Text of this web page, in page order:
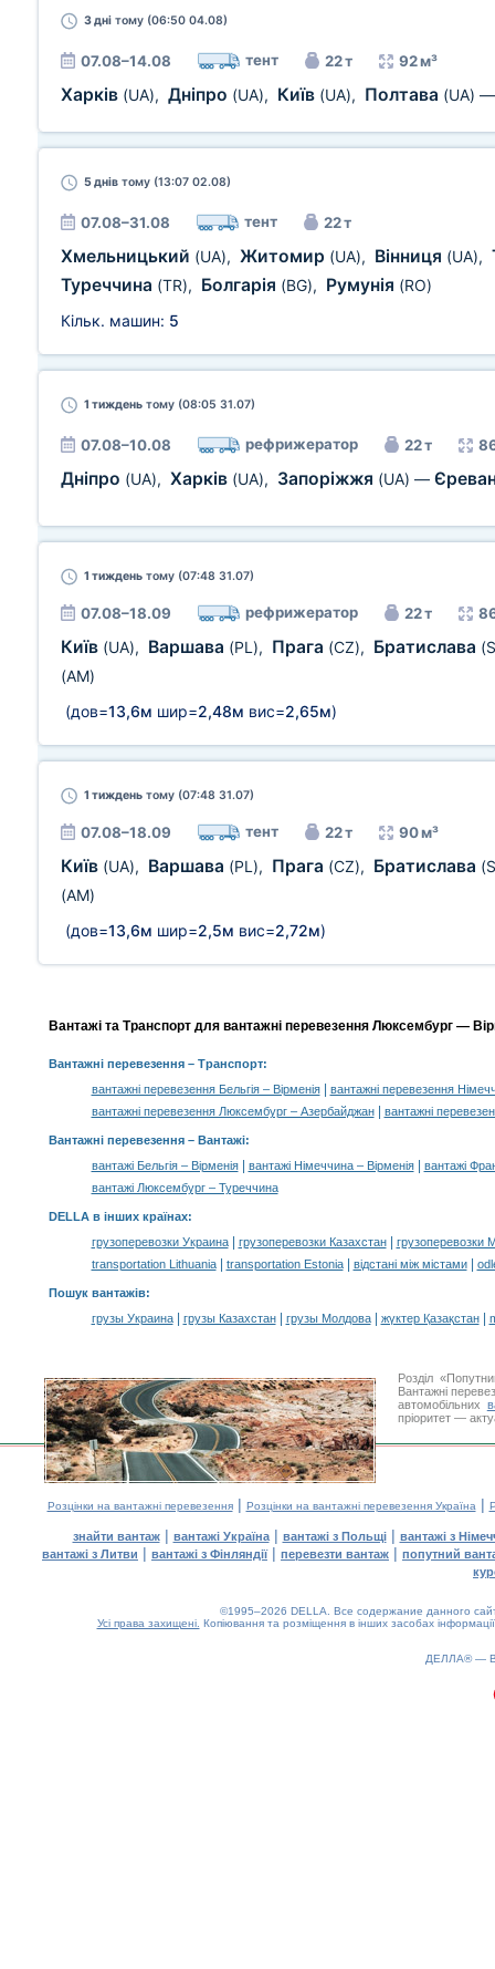
3 дні тому (06:50 04.08)
07.08–14.08 тент 22 т 92 м³
Харків (UA), Дніпро (UA), Київ (UA), Полтава (UA)
5 днів тому (13:07 02.08)
07.08–31.08 тент 22 т
Хмельницький (UA), Житомир (UA), Вінниця (UA),
Туреччина (TR), Болгарія (BG), Румунія (RO)
Кільк. машин: 5
1 тиждень тому (08:05 31.07)
07.08–10.08 рефрижератор 22 т
Дніпро (UA), Харків (UA), Запоріжжя (UA) —
1 тиждень тому (07:48 31.07)
07.08–18.09 рефрижератор 22 т
Київ (UA), Варшава (PL), Прага (CZ), Братислава
(AM)
(дов=13,6м шир=2,48м вис=2,65м)
1 тиждень тому (07:48 31.07)
07.08–18.09 тент 22 т 90 м³
Київ (UA), Варшава (PL), Прага (CZ), Братислава
(AM)
(дов=13,6м шир=2,5м вис=2,72м)
Вантажі та Транспорт для вантажні перевезення Люксембург —
Вантажні перевезення– Транспорт:
вантажні перевезення Бельгія – Вірменія|
вантажні перевезення
вантажні перевезення Люксембург – Азербайджан| вантажні
Вантажні перевезення – Вантажі:
вантажі Бельгія – Вірменія| вантажі Німеччина – Вірменія|
вантажі
вантажі Люксембург – Туреччина
DELLA в інших країнах:
грузоперевозки Украина| грузоперевозки Казахстан|
грузоперевозки
transportation Lithuania| transportation Estonia| відстані між містами|
Пошук вантажів:
грузы Украина| грузы Казахстан| грузы Молдова| жүктер Қазақстан|
Розділ
Вантажні
автомобільних
пріоритет —
Розцінки на вантажні перевезення| Розцінки на вантажні перевезення Україна |
знайти вантаж| вантажі Україна| вантажі з Польщі| вантажі з
вантажі з Литви | вантажі з Фінляндії| перевезти вантаж | попутний
©1995–2026 DELLA. Все содержание данного
Усі права захищені. Копіювання та розміщення в інших засобах
ДЕЛЛА® —